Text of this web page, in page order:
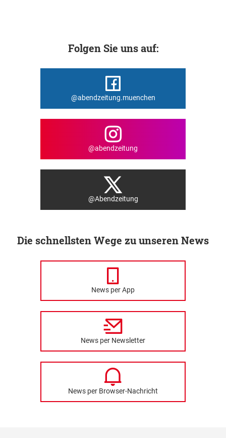
Folgen Sie uns auf:
@abendzeitung.muenchen
@abendzeitung
@Abendzeitung
Die schnellsten Wege zu unseren News
News per App
News per Newsletter
News per Browser-Nachricht